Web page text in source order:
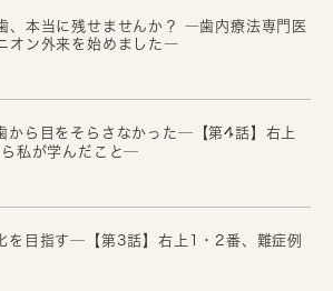
、本当に残せませんか？ ―歯内療法専門医
オン外来を始めました―
から目をそらさなかった─【第4話】右上
ら私が学んだこと─
を目指す─【第3話】右上1・2番、難症例